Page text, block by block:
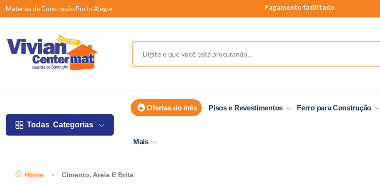
Materias de Construção Porto Alegre
Pagamento facilitado
Todas Categorias
Ofertas do mês Pisos e Revestimentos Ferro para Construção
Mais
Home Cimento, Areia E Brita